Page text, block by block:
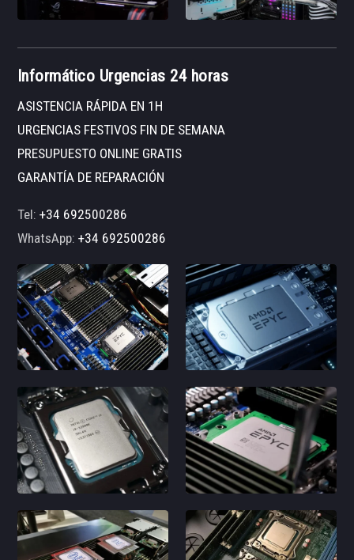
Informático Urgencias 24 horas
ASISTENCIA RÁPIDA EN 1H
URGENCIAS FESTIVOS FIN DE SEMANA
PRESUPUESTO ONLINE GRATIS
GARANTÍA DE REPARACIÓN
Tel:+34 692500286
WhatsApp:+34 692500286